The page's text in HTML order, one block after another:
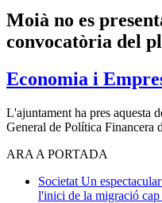
Moià no es
convocatòria del
Economia i
L'ajuntament ha pres aquesta
General de Política Financera
ARA A PORTADA
Societat Un
l'inici de la migració